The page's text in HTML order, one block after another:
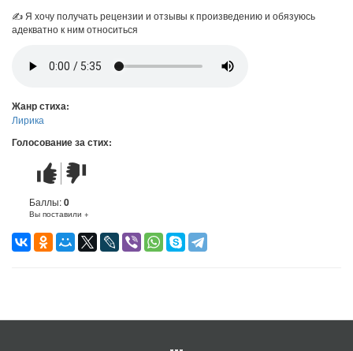
✍ Я хочу получать рецензии и отзывы к произведению и обязуюсь
адекватно к ним относиться
Жанр стиха:
Лирика
Голосование за стих:
Стих
понравился
Стих
не
понравился
Баллы:0
Вы поставили +